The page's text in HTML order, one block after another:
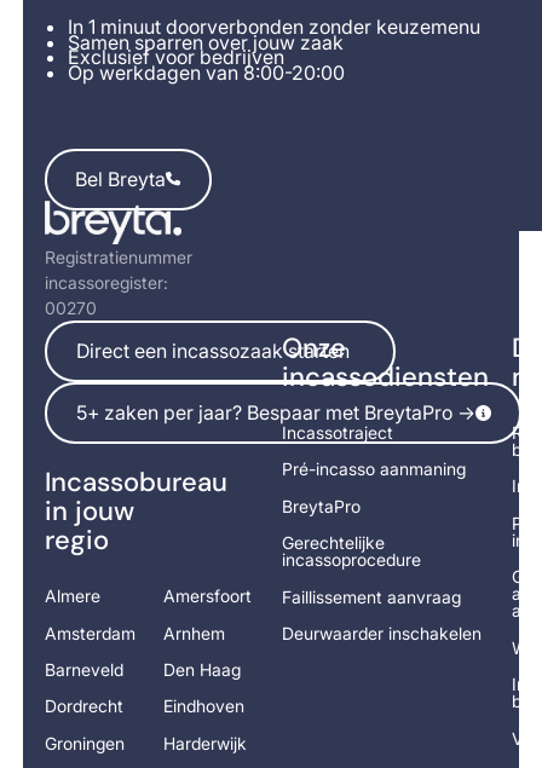
In 1 minuut doorverbonden zonder keuzemenu
Samen sparren over jouw zaak
Exclusief voor bedrijven
Op werkdagen van 8:00-20:00
Bel Breyta
Bel Breyta
Footer
Registratienummer
incassoregister:
00270
Direct een incassozaak starten
Direct een incassozaak starten
5+ zaken per jaar? Bespaar met BreytaPro ->
5+ zaken per jaar? Bespaar met BreytaPro ->
Incassobureau
in jouw
regio
Almere
Amersfoort
Amsterdam
Arnhem
Barneveld
Den Haag
Dordrecht
Eindhoven
Groningen
Harderwijk
Onze
incassodiensten
Incassotraject
Pré-incasso aanmaning
BreytaPro
Gerechtelijke
incassoprocedure
Faillissement aanvraag
Deurwaarder inschakelen